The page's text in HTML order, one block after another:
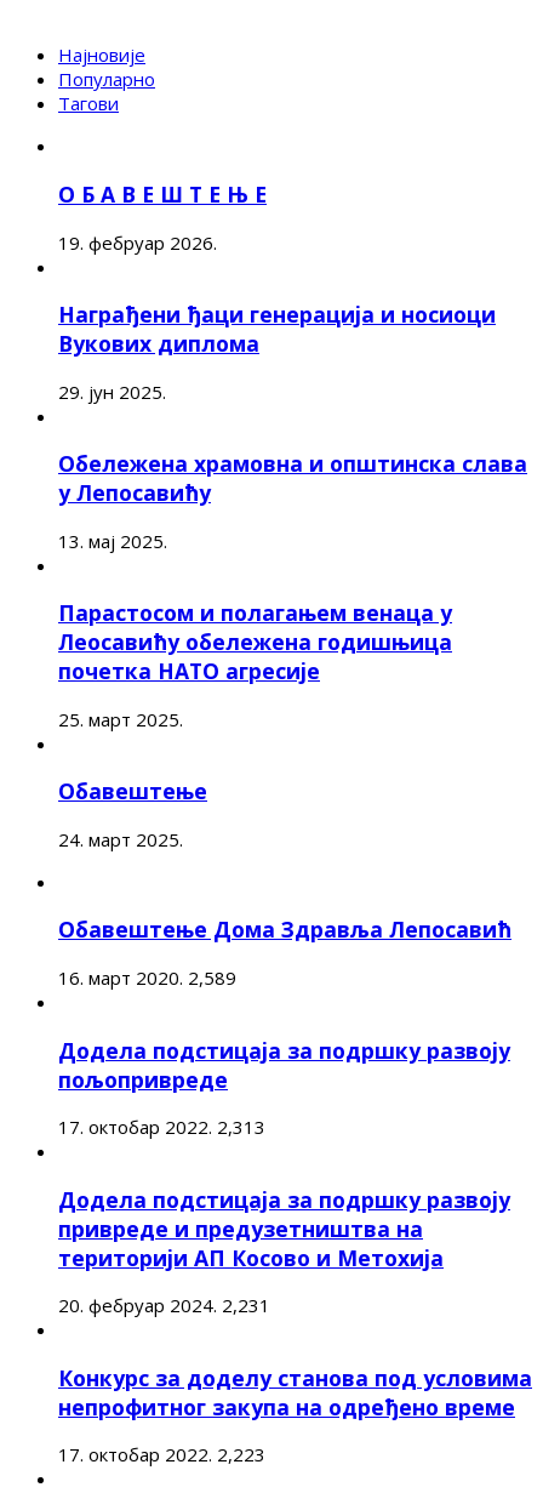
Најновије
Популарно
Тагови
О Б А В Е Ш Т Е Њ Е
19. фебруар 2026.
Награђени ђаци генерација и носиоци
Вукових диплома
29. јун 2025.
Обележена храмовна и општинска слава
у Лепосавићу
13. мај 2025.
Парастосом и полагањем венаца у
Леосавићу обележена годишњица
почетка НАТО агресије
25. март 2025.
Обавештење
24. март 2025.
Обавештење Дома Здравља Лепосавић
16. март 2020. 2,589
Додела подстицаја за подршку развоју
пољопривреде
17. октобар 2022. 2,313
Додела подстицаја за подршку развоју
привреде и предузетништва на
територији АП Косово и Метохија
20. фебруар 2024. 2,231
Конкурс за доделу станова под условима
непрофитног закупа на одређено време
17. октобар 2022. 2,223